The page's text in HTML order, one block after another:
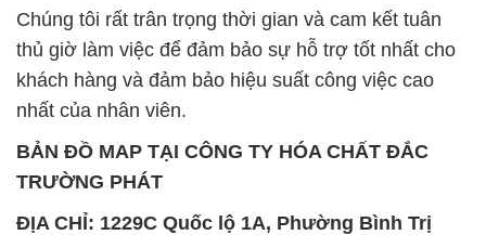
Chúng tôi rất trân trọng thời gian và cam kết tuân
thủ giờ làm việc để đảm bảo sự hỗ trợ tốt nhất cho
khách hàng và đảm bảo hiệu suất công việc cao
nhất của nhân viên.
BẢN ĐỒ MAP TẠI CÔNG TY HÓA CHẤT ĐẮC
TRƯỜNG PHÁT
ĐỊA CHỈ: 1229C Quốc lộ 1A, Phường Bình Trị